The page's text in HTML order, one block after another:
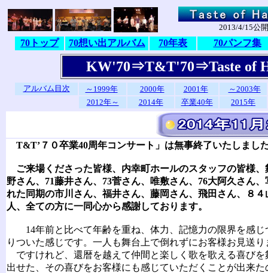
2013/4/15公
70トップ 70想い出アルバム 70年表 70パンフ集
KW'70⇒T&T'70⇒Taste of
アルバム目次 ～1999年 2000年 2001年
～2003年
2012年～
2014年 卒業40年 2015年
T&T’７０卒業40周年コンサート」は無事終了いたしまし
ご来場くださった皆様、内幸町ホールのスタッフの皆様
野さん、71藤井さん、73菅さん、唯敷さん、76大阿久さん
れた同期の市川さん、福井さん、藤岡さん、飛田さん、８
人、全ての方に一同心から感謝しております。
14年前と比べて年齢を重ね、体力、記憶力の限界を感じ
りついた感じです。一人も舞台上で倒れずにお客様お見送
ですけれど、還暦を越えて仲間と楽しく歌を歌える喜び
出せた、その喜びをお客様にも感じていただくことが出来